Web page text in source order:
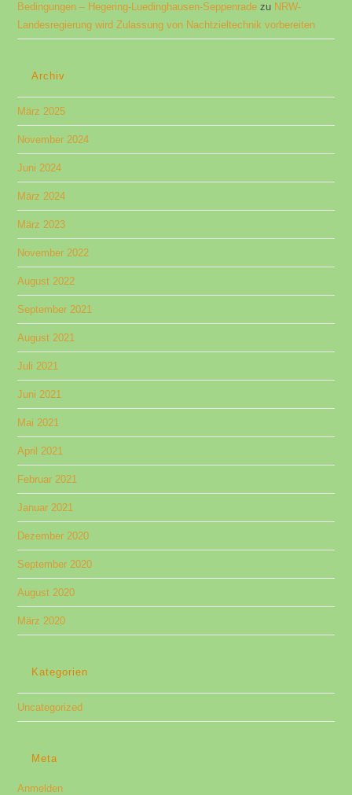
Bedingungen​ – Hegering-Luedinghausen-Seppenrade zu NRW-
Landesregierung wird Zulassung von Nachtzieltechnik vorbereiten
Archiv
März 2025
November 2024
Juni 2024
März 2024
März 2023
November 2022
August 2022
September 2021
August 2021
Juli 2021
Juni 2021
Mai 2021
April 2021
Februar 2021
Januar 2021
Dezember 2020
September 2020
August 2020
März 2020
Kategorien
Uncategorized
Meta
Anmelden